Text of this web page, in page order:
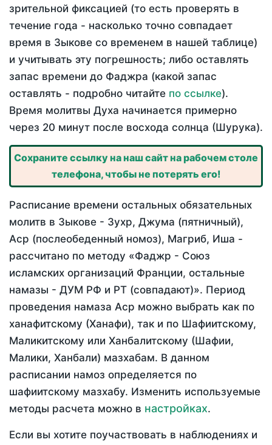
зрительной фиксацией (то есть проверять в
течение года - насколько точно совпадает
время в Зыкове со временем в нашей таблице)
и учитывать эту погрешность; либо оставлять
запас времени до Фаджра (какой запас
оставлять - подробно читайте по ссылке).
Время молитвы Духа начинается примерно
через 20 минут после восхода солнца (Шурука).
Сохраните ссылку на наш сайт на рабочем столе
телефона, чтобы не потерять его!
Расписание времени остальных обязательных
молитв в Зыкове - Зухр, Джума (пятничный),
Аср (послеобеденный номоз), Магриб, Иша -
рассчитано по методу «Фаджр - Союз
исламских организаций Франции, остальные
намазы - ДУМ РФ и РТ (совпадают)». Период
проведения намаза Аср можно выбрать как по
ханафитскому (Ханафи), так и по Шафиитскому,
Маликитскому или Ханбалитскому (Шафии,
Малики, Ханбали) мазхабам. В данном
расписании намоз определяется по
шафиитскому мазхабу. Изменить используемые
методы расчета можно в настройках.
Если вы хотите поучаствовать в наблюдениях и